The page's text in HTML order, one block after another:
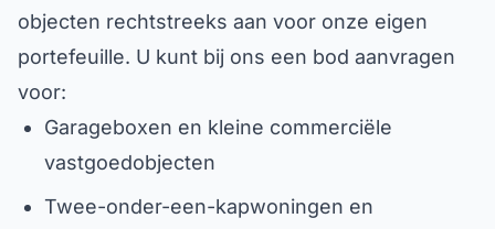
objecten rechtstreeks aan voor onze eigen
portefeuille. U kunt bij ons een bod aanvragen
voor:
Garageboxen en kleine commerciële
vastgoedobjecten
Twee-onder-een-kapwoningen en